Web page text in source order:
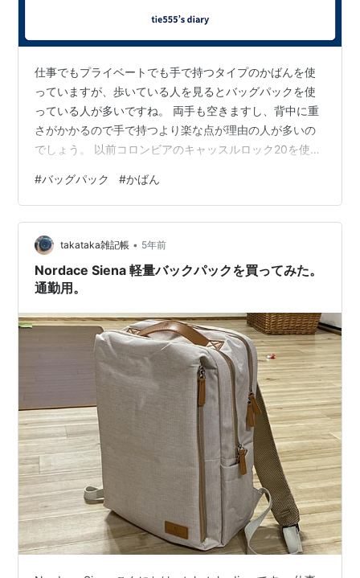
仕事でもプライベートでも手で持つタイプのかばんを使
っていますが、歩いている人を見るとバッグパックを使
っている人が多いですね。 両手も空きますし、背中に重
さがかかるので手で持つより楽な点が理由の人が多いの
でしょう。 以前コロンビアのキャッスルロック20を使っ
多い私にはメインコンパートメントの収納力が物足りな
く感じました。 そこでどのような場面でも使えるような
バッグパックを探してみようとネットサーフィンや実際
に店舗に足を運んでみましたので、まとめてみようかな
と。 探しているサイズ感は22～28L程度。 今はPCを持
ち歩くことはありませんが、PCスリ…
#バッグパック #かばん
takataka雑記帳 • 5年前
Nordace Siena 軽量バックパックを買ってみた。
通勤用。